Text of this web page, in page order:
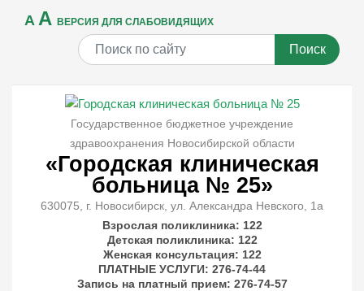
A A ВЕРСИЯ ДЛЯ СЛАБОВИДЯЩИХ
Поиск
Государственное бюджетное учреждение
здравоохранения Новосибирской области
«Городская клиническая
больница № 25»
630075, г. Новосибирск, ул. Александра Невского, 1а
Взрослая поликлиника: 122
Детская поликлиника: 122
Женская консультация: 122
ПЛАТНЫЕ УСЛУГИ: 276-74-44
Запись на платный прием: 276-74-57